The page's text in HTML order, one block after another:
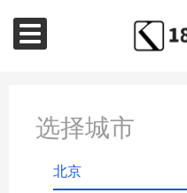
选择城市
北京